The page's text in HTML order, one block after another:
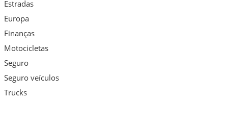
Estradas
Europa
Finanças
Motocicletas
Seguro
Seguro veículos
Trucks